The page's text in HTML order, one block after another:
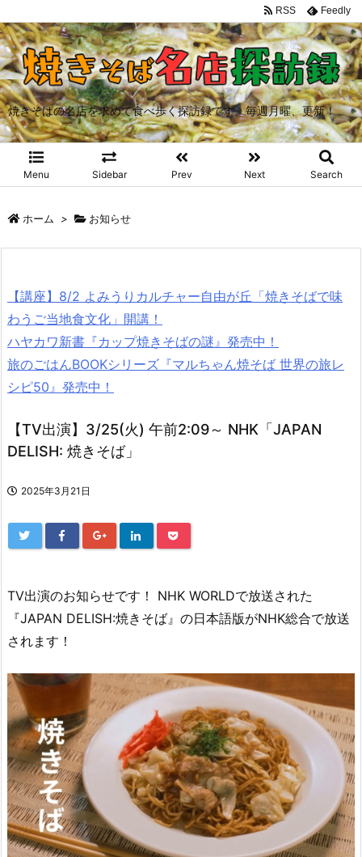
焼きそばの名店を求めて食べ歩く探訪録です。毎週月曜、更新！
Menu Sidebar Prev Next Search
RSS Feedly
ホーム > お知らせ
【講座】8/2 よみうりカルチャー自由が丘「焼きそばで味
わうご当地食文化」開講！
ハヤカワ新書『カップ焼きそばの謎』発売中！
旅のごはんBOOKシリーズ『マルちゃん焼そば 世界の旅レ
シピ50』発売中！
【TV出演】3/25(火) 午前2:09～ NHK「JAPAN
DELISH: 焼きそば」
2025年3月21日
TV出演のお知らせです！ NHK WORLDで放送された
『JAPAN DELISH:焼きそば』の日本語版がNHK総合で放送
されます！